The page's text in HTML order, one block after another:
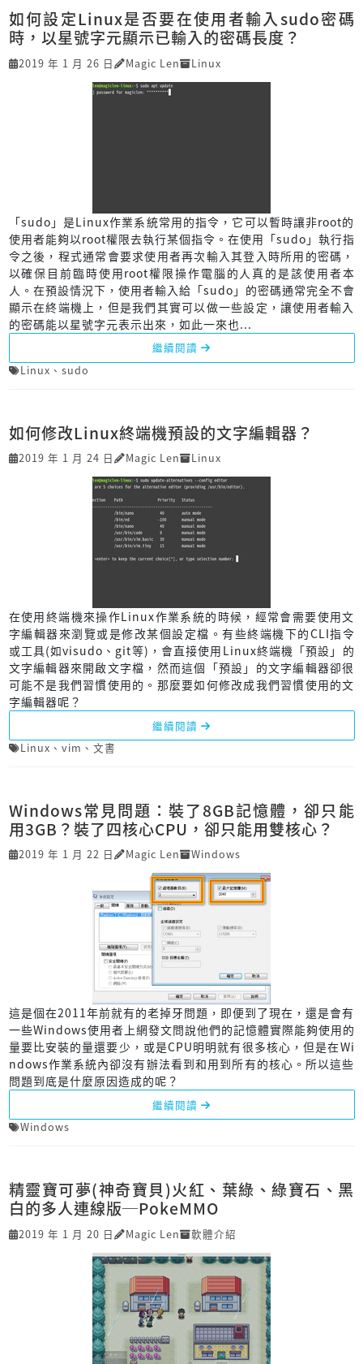
如何設定Linux是否要在使用者輸入sudo密碼
時，以星號字元顯示已輸入的密碼長度？
2019 年 1 月 26 日 Magic Len Linux
「sudo」是Linux作業系統常用的指令，它可以暫時讓非root的
使用者能夠以root權限去執行某個指令。在使用「sudo」執行指
令之後，程式通常會要求使用者再次輸入其登入時所用的密碼，
以確保目前臨時使用root權限操作電腦的人真的是該使用者本
人。在預設情況下，使用者輸入給「sudo」的密碼通常完全不會
顯示在終端機上，但是我們其實可以做一些設定，讓使用者輸入
的密碼能以星號字元表示出來，如此一來也...
繼續閱讀
Linux 、 sudo
如何修改Linux終端機預設的文字編輯器？
2019 年 1 月 24 日 Magic Len Linux
在使用終端機來操作Linux作業系統的時候，經常會需要使用文
字編輯器來瀏覽或是修改某個設定檔。有些終端機下的CLI指令
或工具(如visudo、git等)，會直接使用Linux終端機「預設」的
文字編輯器來開啟文字檔，然而這個「預設」的文字編輯器卻很
可能不是我們習慣使用的。那麼要如何修改成我們習慣使用的文
字編輯器呢？
繼續閱讀
Linux 、 vim 、 文書
Windows常見問題：裝了8GB記憶體，卻只能
用3GB？裝了四核心CPU，卻只能用雙核心？
2019 年 1 月 22 日 Magic Len Windows
這是個在2011年前就有的老掉牙問題，即便到了現在，還是會有
一些Windows使用者上網發文問說他們的記憶體實際能夠使用的
量要比安裝的量還要少，或是CPU明明就有很多核心，但是在Wi
ndows作業系統內卻沒有辦法看到和用到所有的核心。所以這些
問題到底是什麼原因造成的呢？
繼續閱讀
Windows
精靈寶可夢(神奇寶貝)火紅、葉綠、綠寶石、黑
白的多人連線版─PokeMMO
2019 年 1 月 20 日 Magic Len 軟體介紹